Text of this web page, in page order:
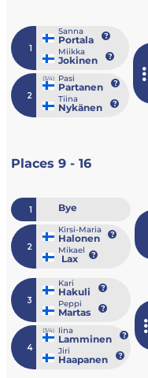
1
Sanna
Portala
Miikka
Jokinen
2
(3/4) Pasi
Partanen
Tiina
Nykänen
Places 9 - 16
1 Bye
2
Kirsi-Maria
Halonen
Mikael
Lax
3
Kari
Hakuli
Peppi
Martas
4
(3/4) Iina
Lamminen
Jiri
Haapanen